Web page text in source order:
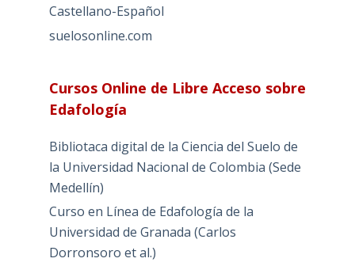
Castellano-Español
suelosonline.com
Cursos Online de Libre Acceso sobre
Edafología
Bibliotaca digital de la Ciencia del Suelo de
la Universidad Nacional de Colombia (Sede
Medellín)
Curso en Línea de Edafología de la
Universidad de Granada (Carlos
Dorronsoro et al.)